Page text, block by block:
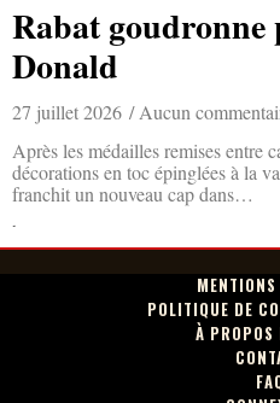
Rabat goudronne
Donald
27 juillet 2026
Aucun
Après les médailles remises entre
décorations en toc épinglées à la
franchit un nouveau cap dans…
MENTIONS
POLITIQUE DE
À PROPOS